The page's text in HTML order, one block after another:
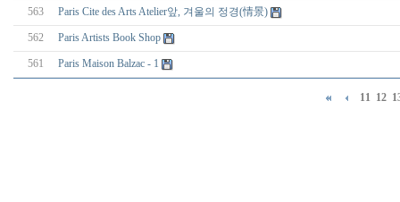
563 Paris Cite des Arts Atelier앞, 겨울의 정경(情景)
562 Paris Artists Book Shop
561 Paris Maison Balzac - 1
11 12